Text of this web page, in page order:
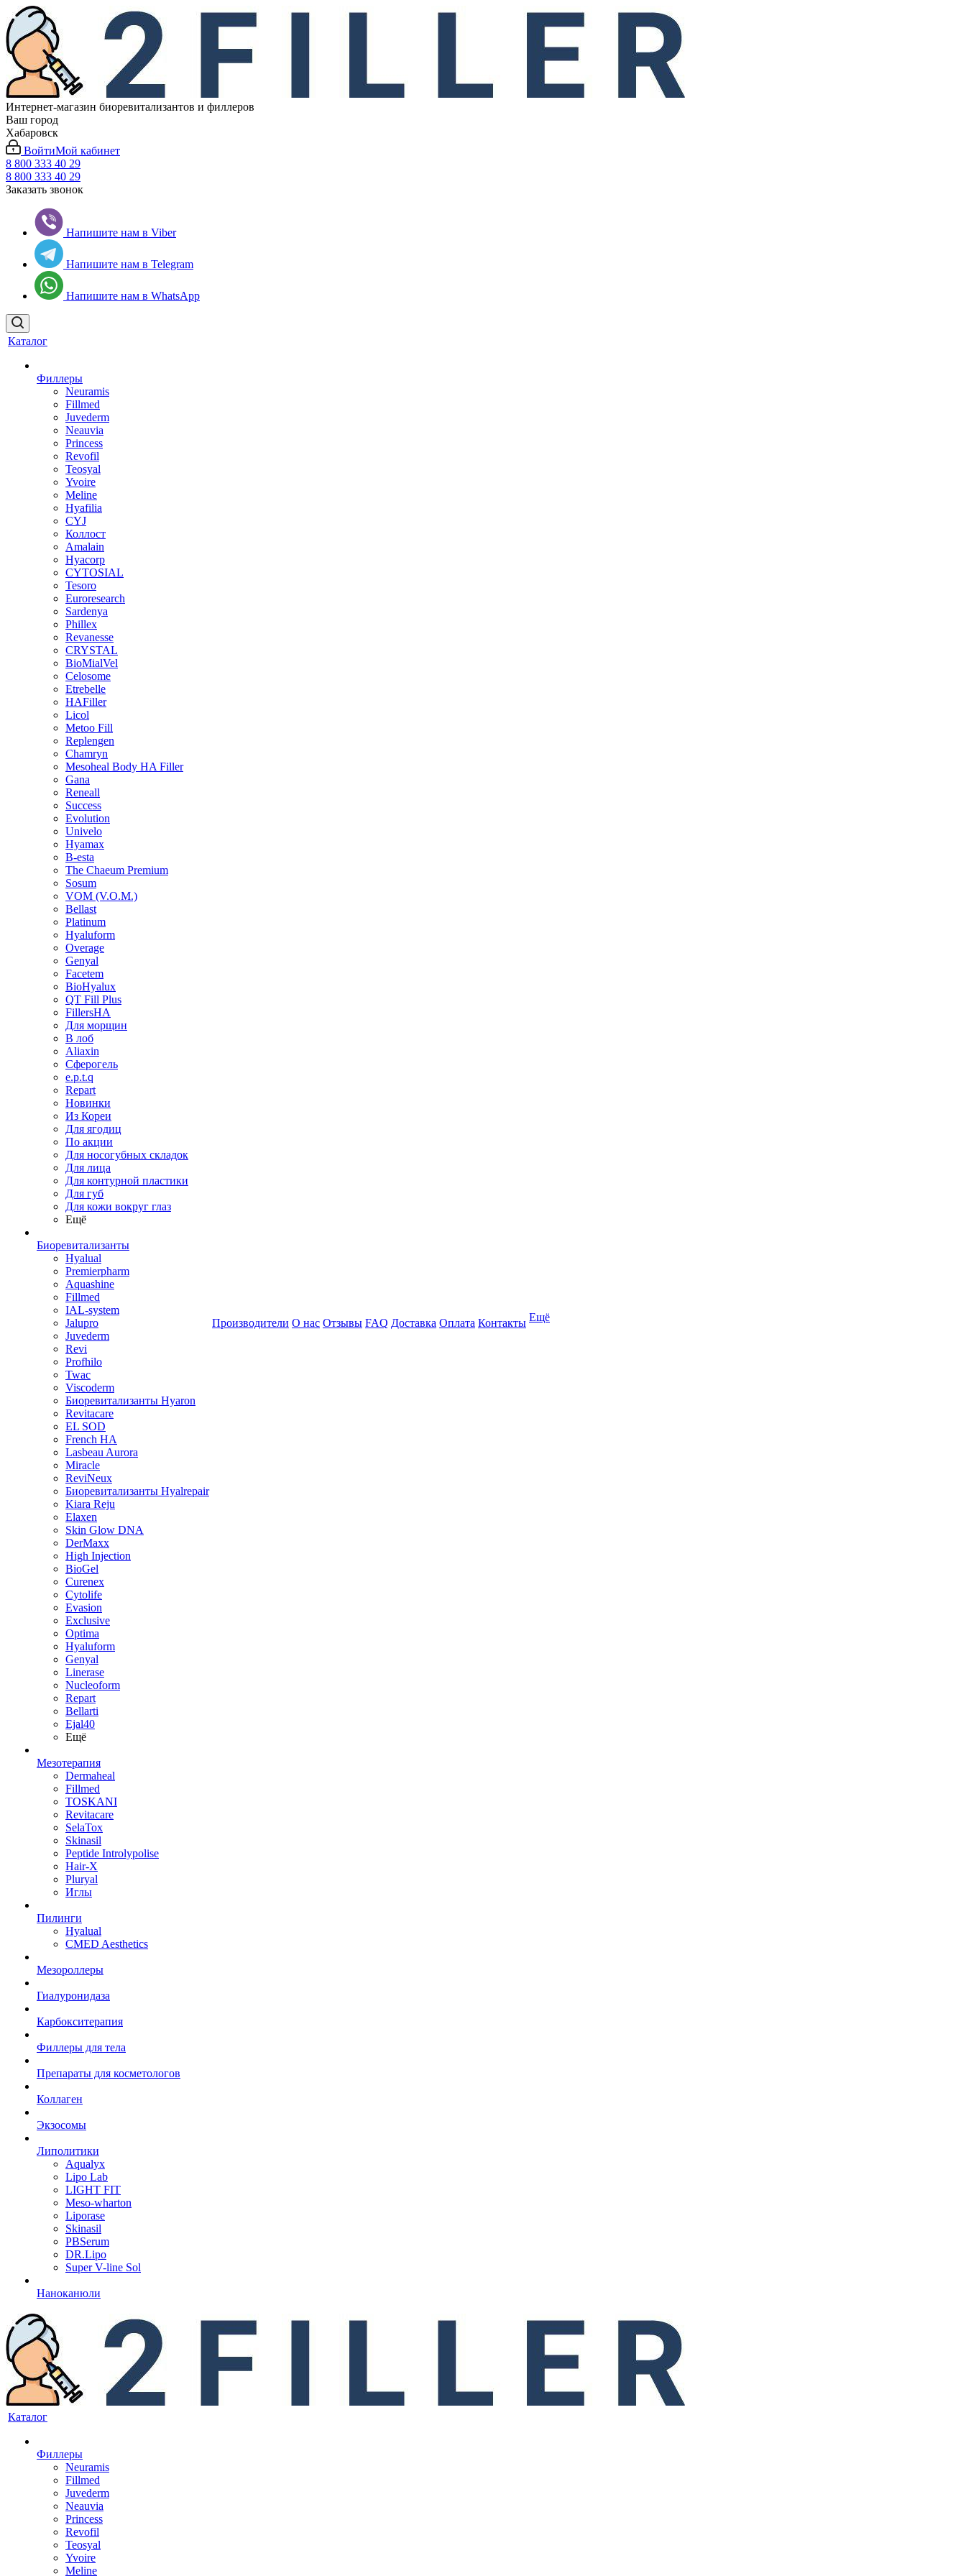
Интернет-магазин биоревитализантов и филлеров
Ваш город
Хабаровск
ВойтиМой кабинет
8 800 333 40 29
8 800 333 40 29
Заказать звонок
Напишите нам в Viber
Напишите нам в Telegram
Напишите нам в WhatsApp
Каталог
Филлеры
Neuramis
Fillmed
Juvederm
Neauvia
Princess
Revofil
Teosyal
Yvoire
Meline
Hyafilia
CYJ
Коллост
Amalain
Hyacorp
CYTOSIAL
Tesoro
Euroresearch
Sardenya
Phillex
Revanesse
CRYSTAL
BioMialVel
Celosome
Etrebelle
HAFiller
Licol
Metoo Fill
Replengen
Chamryn
Mesoheal Body HA Filler
Gana
Reneall
Success
Evolution
Univelo
Hyamax
B-esta
The Chaeum Premium
Sosum
VOM (V.O.M.)
Bellast
Platinum
Hyaluform
Overage
Genyal
Facetem
BioHyalux
QT Fill Plus
FillersHA
Для морщин
В лоб
Aliaxin
Сферогель
e.p.t.q
Repart
Новинки
Из Кореи
Для ягодиц
По акции
Для носогубных складок
Для лица
Для контурной пластики
Для губ
Для кожи вокруг глаз
Ещё
Биоревитализанты
Hyalual
Premierpharm
Aquashine
Fillmed
IAL-system
Jalupro
Juvederm
Revi
Profhilo
Twac
Viscoderm
Биоревитализанты Hyaron
Revitacare
EL SOD
French HA
Lasbeau Aurora
Miracle
ReviNeux
Биоревитализанты Hyalrepair
Kiara Reju
Elaxen
Skin Glow DNA
DerMaxx
High Injection
BioGel
Curenex
Cytolife
Evasion
Exclusive
Optima
Hyaluform
Genyal
Linerase
Nucleoform
Repart
Bellarti
Ejal40
Ещё
Мезотерапия
Dermaheal
Fillmed
TOSKANI
Revitacare
SelaTox
Skinasil
Peptide Introlypolise
Hair-X
Pluryal
Иглы
Пилинги
Hyalual
CMED Aesthetics
Мезороллеры
Гиалуронидаза
Карбокситерапия
Филлеры для тела
Препараты для косметологов
Коллаген
Экзосомы
Липолитики
Aqualyx
Lipo Lab
LIGHT FIT
Meso-wharton
Liporase
Skinasil
PBSerum
DR.Lipo
Super V-line Sol
Наноканюли
Производители О нас Отзывы FAQ Доставка Оплата Контакты Ещё
Каталог
Филлеры
Neuramis
Fillmed
Juvederm
Neauvia
Princess
Revofil
Teosyal
Yvoire
Meline